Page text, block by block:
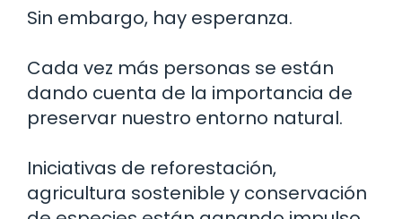
Sin embargo, hay esperanza.
Cada vez más personas se están
dando cuenta de la importancia de
preservar nuestro entorno natural.
Iniciativas de reforestación,
agricultura sostenible y conservación